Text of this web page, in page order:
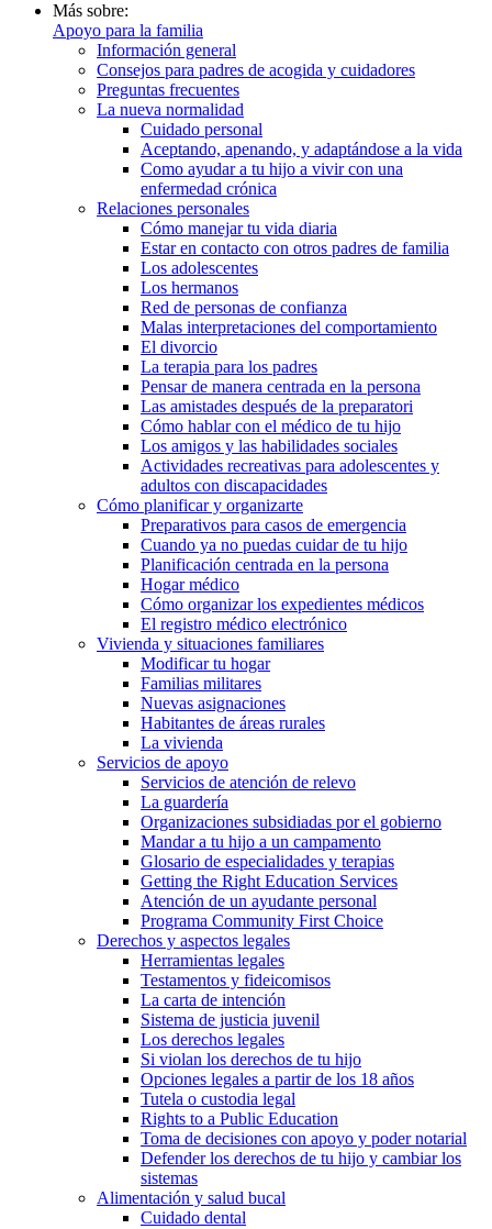
Más sobre:
Apoyo para la familia
Información general
Consejos para padres de acogida y cuidadores
Preguntas frecuentes
La nueva normalidad
Cuidado personal
Aceptando, apenando, y adaptándose a la vida
Como ayudar a tu hijo a vivir con una
enfermedad crónica
Relaciones personales
Cómo manejar tu vida diaria
Estar en contacto con otros padres de familia
Los adolescentes
Los hermanos
Red de personas de confianza
Malas interpretaciones del comportamiento
El divorcio
La terapia para los padres
Pensar de manera centrada en la persona
Las amistades después de la preparatori
Cómo hablar con el médico de tu hijo
Los amigos y las habilidades sociales
Actividades recreativas para adolescentes y
adultos con discapacidades
Cómo planificar y organizarte
Preparativos para casos de emergencia
Cuando ya no puedas cuidar de tu hijo
Planificación centrada en la persona
Hogar médico
Cómo organizar los expedientes médicos
El registro médico electrónico
Vivienda y situaciones familiares
Modificar tu hogar
Familias militares
Nuevas asignaciones
Habitantes de áreas rurales
La vivienda
Servicios de apoyo
Servicios de atención de relevo
La guardería
Organizaciones subsidiadas por el gobierno
Mandar a tu hijo a un campamento
Glosario de especialidades y terapias
Getting the Right Education Services
Atención de un ayudante personal
Programa Community First Choice
Derechos y aspectos legales
Herramientas legales
Testamentos y fideicomisos
La carta de intención
Sistema de justicia juvenil
Los derechos legales
Si violan los derechos de tu hijo
Opciones legales a partir de los 18 años
Tutela o custodia legal
Rights to a Public Education
Toma de decisiones con apoyo y poder notarial
Defender los derechos de tu hijo y cambiar los
sistemas
Alimentación y salud bucal
Cuidado dental